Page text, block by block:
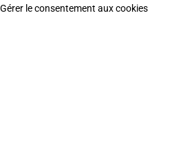
Gérer le consentement aux cookies